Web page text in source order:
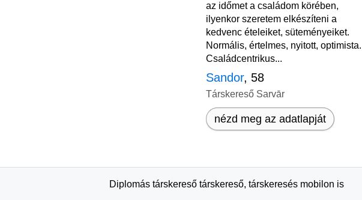
az időmet a családom körében,
ilyenkor szeretem elkészíteni a
kedvenc ételeiket, süteményeiket.
Normális, értelmes, nyitott, optimista.
Családcentrikus...
Sandor, 58
Társkereső Sarvār
nézd meg az adatlapját
Diplomás társkereső társkereső, társkeresés mobilon is